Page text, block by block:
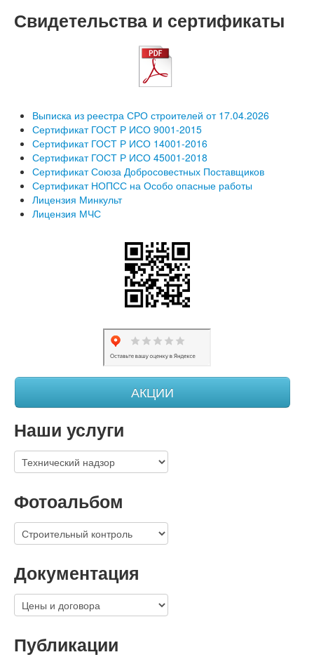
Свидетельства и сертификаты
Выписка из реестра СРО строителей от 17.04.2026
Сертификат ГОСТ Р ИСО 9001-2015
Сертификат ГОСТ Р ИСО 14001-2016
Сертификат ГОСТ Р ИСО 45001-2018
Сертификат Союза Добросовестных Поставщиков
Сертификат НОПСС на Особо опасные работы
Лицензия Минкульт
Лицензия МЧС
АКЦИИ
Наши услуги
Фотоальбом
Документация
Публикации